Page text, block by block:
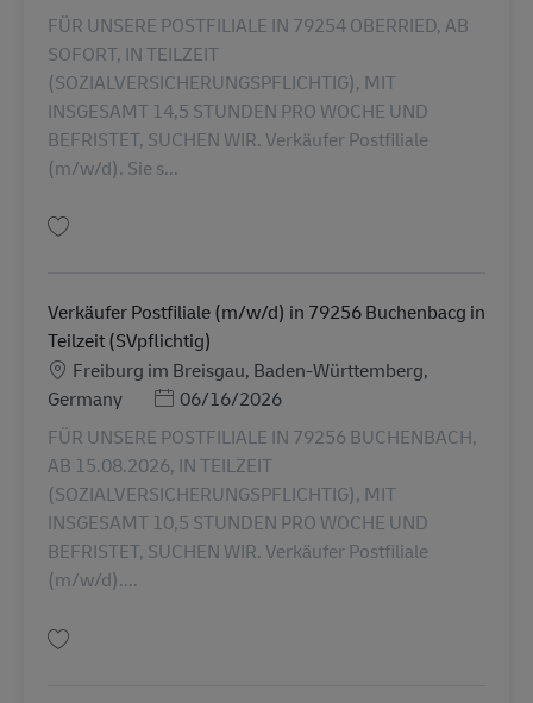
FÜR UNSERE POSTFILIALE IN 79254 OBERRIED, AB
SOFORT, IN TEILZEIT
(SOZIALVERSICHERUNGSPFLICHTIG), MIT
INSGESAMT 14,5 STUNDEN PRO WOCHE UND
BEFRISTET, SUCHEN WIR. Verkäufer Postfiliale
(m/w/d). Sie s...
Verkäufer Postfiliale (m/w/d) in 79256 Buchenbacg in
Teilzeit (SVpflichtig)
SedeFreiburg im Breisgau, Baden-Württemberg,
Germany
Posted Date
06/16/2026
FÜR UNSERE POSTFILIALE IN 79256 BUCHENBACH,
AB 15.08.2026, IN TEILZEIT
(SOZIALVERSICHERUNGSPFLICHTIG), MIT
INSGESAMT 10,5 STUNDEN PRO WOCHE UND
BEFRISTET, SUCHEN WIR. Verkäufer Postfiliale
(m/w/d)....